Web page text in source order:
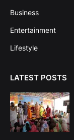
Business
Entertainment
Lifestyle
LATEST POSTS